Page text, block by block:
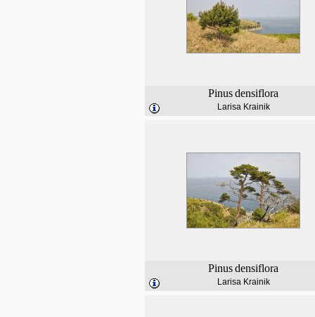
Pinusdensiflora
Larisa Krainik
Pinusdensiflora
Larisa Krainik